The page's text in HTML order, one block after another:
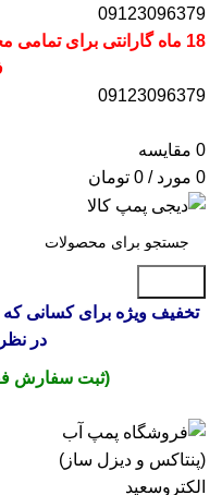
09123096379
09123096379
0 مقایسه
0 مورد /
0 تومان
تخفیف ویژه برای کسانی
در
(ثبت سفارش